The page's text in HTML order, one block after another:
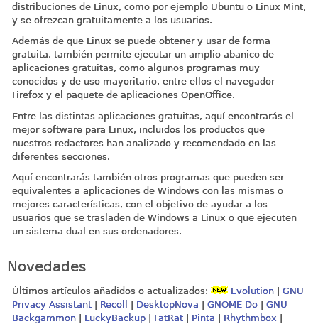
distribuciones de Linux, como por ejemplo Ubuntu o Linux Mint,
y se ofrezcan gratuitamente a los usuarios.
Además de que Linux se puede obtener y usar de forma
gratuita, también permite ejecutar un amplio abanico de
aplicaciones gratuitas, como algunos programas muy
conocidos y de uso mayoritario, entre ellos el navegador
Firefox y el paquete de aplicaciones OpenOffice.
Entre las distintas aplicaciones gratuitas, aquí encontrarás el
mejor software para Linux, incluidos los productos que
nuestros redactores han analizado y recomendado en las
diferentes secciones.
Aquí encontrarás también otros programas que pueden ser
equivalentes a aplicaciones de Windows con las mismas o
mejores características, con el objetivo de ayudar a los
usuarios que se trasladen de Windows a Linux o que ejecuten
un sistema dual en sus ordenadores.
Novedades
Últimos artículos añadidos o actualizados: Evolution| GNU
Privacy Assistant| Recoll DesktopNova GNOME Do| GNU
Backgammon| LuckyBackup| FatRat| Pinta Rhythmbox